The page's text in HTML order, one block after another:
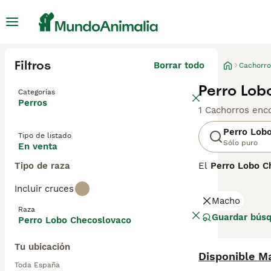
Filtros Borrar todo
Categorías
Perros
Tipo de listado
En venta
Tipo de raza
Incluir cruces
Raza
Perro Lobo Checoslovaco
Tu ubicación
Toda España
Perro
1 Cachorros
Perro
Sólo puro
El Perro Lobo
pelaje denso
activo,
negro", "lobo
una mascota
Macho
Guardar
Disponible